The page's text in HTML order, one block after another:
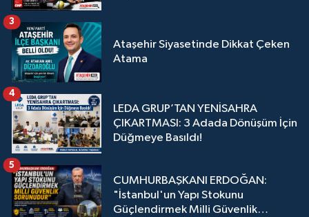
Ataşehir Siyasetinde Dikkat Çeken
Atama
3
LEDA GRUP’TAN YENİSAHRA
ÇIKARTMASI: 3 Adada Dönüşüm İçin
Düğmeye Basıldı!
4
CUMHURBAŞKANI ERDOĞAN:
"İstanbul'un Yapı Stokunu
Güçlendirmek Milli Güvenlik
5